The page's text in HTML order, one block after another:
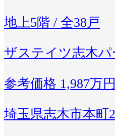
地上5階 / 全38戸
ザステイツ志木
参考価格 1,987万
埼玉県志木市本町